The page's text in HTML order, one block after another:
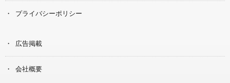
プライバシーポリシー
広告掲載
会社概要